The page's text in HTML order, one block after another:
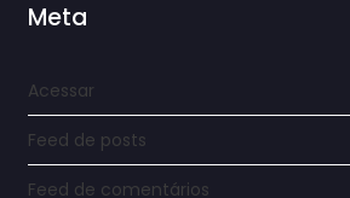
Meta
Acessar
Feed de posts
Feed de comentários